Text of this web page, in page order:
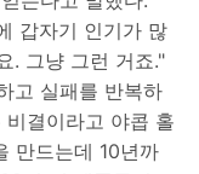
갑자기 인기가 많
. 그냥 그런 거죠."
고 실패를 반복하
결이라고 야콥 홀
만드는데 10년까